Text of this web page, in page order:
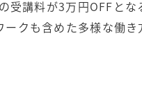
受講料が3万円OFFとな
クも含めた多様な働き